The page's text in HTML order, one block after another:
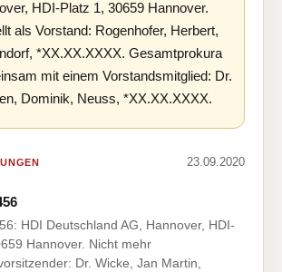
HDI-Platz 1, 30659 Hannover.
als Vorstand: Rogenhofer, Herbert,
*XX.XX.XXXX. Gesamtprokura
mit einem Vorstandsmitglied: Dr.
Dominik, Neuss, *XX.XX.XXXX.
23.09.2020
HDI Deutschland AG, Hannover, HDI-
Hannover. Nicht mehr
Dr. Wicke, Jan Martin,